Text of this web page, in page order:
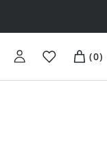
(0)